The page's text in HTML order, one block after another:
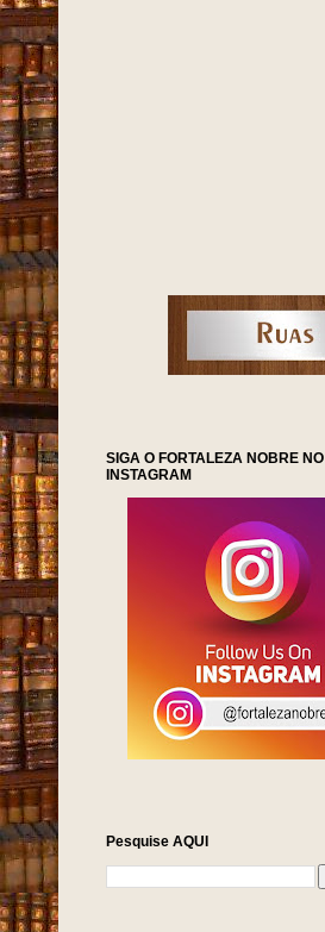
SIGA O FORTALEZA NOBRE NO
INSTAGRAM
Pesquise AQUI